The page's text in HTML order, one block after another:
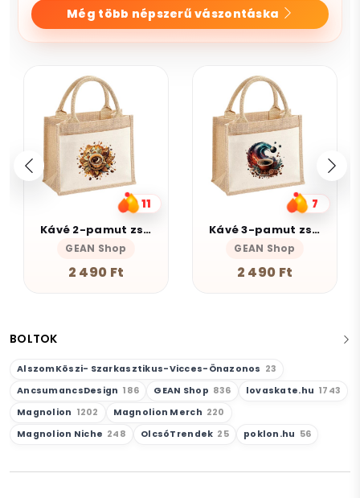
BOLTOK
AlszomKöszi- Szarkasztikus-Vicces-Önazonos 23
AncsumancsDesign 186 GEAN Shop 836 lovaskate.hu 1743
Magnolion 1202 Magnolion Merch 220
Magnolion Niche 248 OlcsóTrendek 25 poklon.hu 56
Még több népszerű vászontáska
7
Kávé 3-pamut zsebes juta midi bevásárlótáska
GEAN Shop
2 490 Ft
10
Munka
Magnolion Niche
4 190 Ft